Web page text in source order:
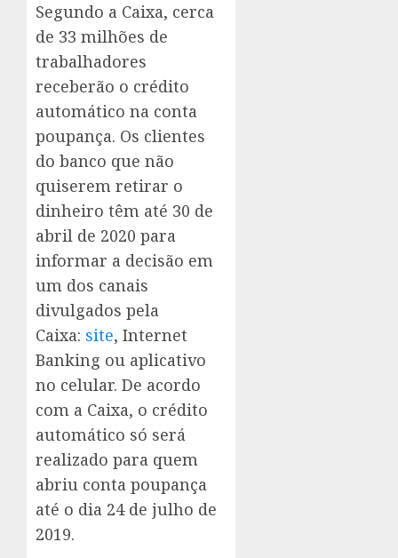
Segundo a Caixa, cerca
de 33 milhões de
trabalhadores
receberão o crédito
automático na conta
poupança. Os clientes
do banco que não
quiserem retirar o
dinheiro têm até 30 de
abril de 2020 para
informar a decisão em
um dos canais
divulgados pela
Caixa: site, Internet
Banking ou aplicativo
no celular. De acordo
com a Caixa, o crédito
automático só será
realizado para quem
abriu conta poupança
até o dia 24 de julho de
2019.